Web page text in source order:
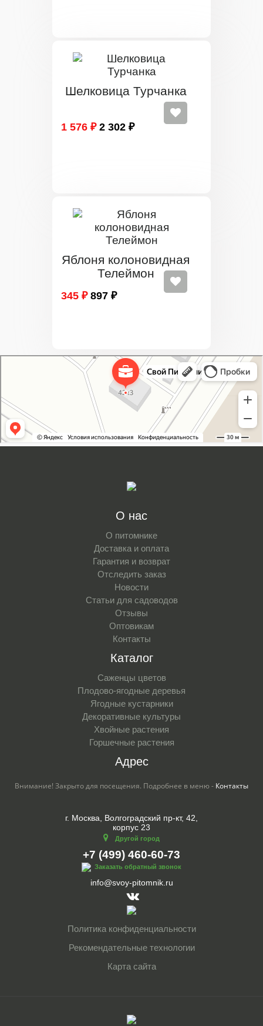
Шелковица Турчанка
1 576 ₽ 2 302 ₽
Яблоня колоновидная
Телеймон
345 ₽ 897 ₽
Питомник растений в Москве
О нас
О питомнике
Доставка и оплата
Гарантия и возврат
Отследить заказ
Новости
Статьи для садоводов
Отзывы
Оптовикам
Контакты
Каталог
Саженцы цветов
Плодово-ягодные деревья
Ягодные кустарники
Декоративные культуры
Хвойные растения
Горшечные растения
Адрес
Внимание! Закрыто для посещения. Подробнее в меню - Контакты
г. Москва, Волгоградский пр-кт, 42,
корпус 23
Другой город
+7 (499) 460-60-73
Заказать обратный звонок
info@svoy-pitomnik.ru
Политика конфиденциальности
Рекомендательные технологии
Карта сайта